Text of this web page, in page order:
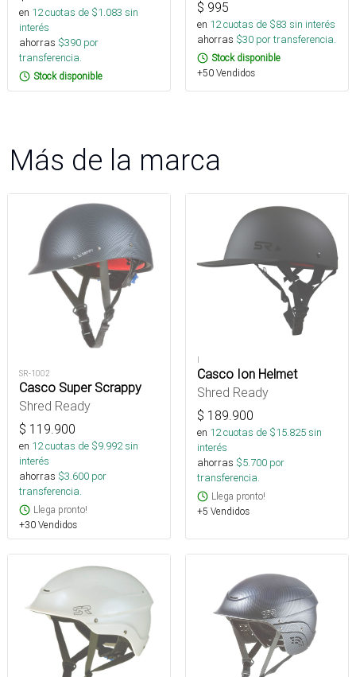
en 12cuotas de $1.083 sin
interés
ahorras $390 por
transferencia.
Stock disponible
$ 995
en 12cuotas de $83 sin interés
ahorras $30 por transferencia.
Stock disponible
+50 Vendidos
Más de la marca
SR-1002
Casco Super Scrappy
Shred Ready
$ 119.900
en 12cuotas de $9.992sin
interés
ahorras $3.600 por
transferencia.
Llega pronto!
+30 Vendidos
Casco Ion Helmet
Shred Ready
$ 189.900
en 12cuotas de $15.825sin
interés
ahorras $5.700 por
transferencia.
Llega pronto!
+5 Vendidos